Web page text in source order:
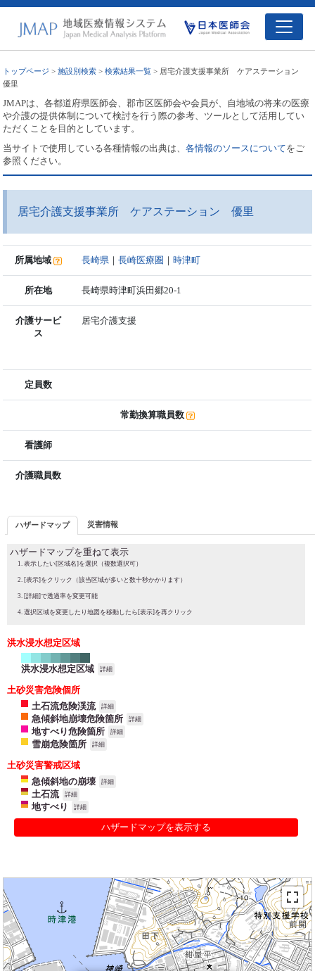
トップページ >施設別検索 >検索結果一覧 > 居宅介護支援事業所 ケアステーション
優里
JMAPは、各都道府県医師会、郡市区医師会や会員が、自地域の将来の医療
や介護の提供体制について検討を行う際の参考、ツールとして活用してい
ただくことを目的としています。
当サイトで使用している各種情報の出典は、各情報のソースについてをご
参照ください。
居宅介護支援事業所 ケアステーション 優里
所属地域 長崎県 ｜長崎医療圏 ｜時津町
所在地 長崎県時津町浜田郷20-1
介護サービ
ス
居宅介護支援
定員数
常勤換算職員数
看護師
介護職員数
ハザードマップ 災害情報
ハザードマップを重ねて表示
表示したい[区域名]を選択（複数選択可）
[表示]をクリック（該当区域が多いと数十秒かかります）
[詳細]で透過率を変更可能
選択区域を変更したり地図を移動したら[表示]を再クリック
洪水浸水想定区域
洪水浸水想定区域 詳細
土砂災害危険個所
土石流危険渓流
詳細
急傾斜地崩壊危険箇所 詳細
地すべり危険箇所 詳細
雪崩危険箇所 詳細
土砂災害警戒区域
急傾斜地の崩壊
詳細
土石流 詳細
地すべり 詳細
ハザードマップを表示する